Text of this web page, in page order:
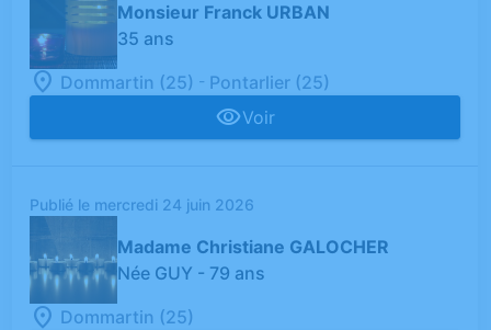
Monsieur Franck URBAN
35 ans
Dommartin (25) - Pontarlier (25)
Voir
Publié le mercredi 24 juin 2026
Madame Christiane GALOCHER
Née GUY - 79 ans
Dommartin (25)